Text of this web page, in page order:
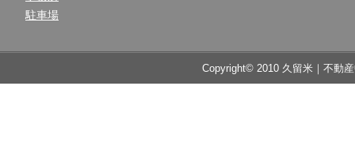
駐車場
Copyright© 2010 久留米｜不動